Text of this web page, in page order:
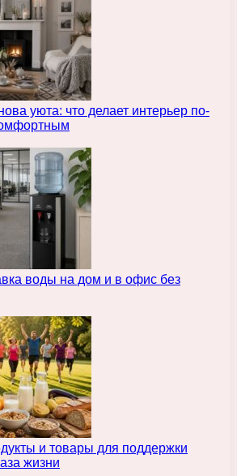
уюта: что делает интерьер по-
воды на дом и в офис без
и товары для поддержки
жизни